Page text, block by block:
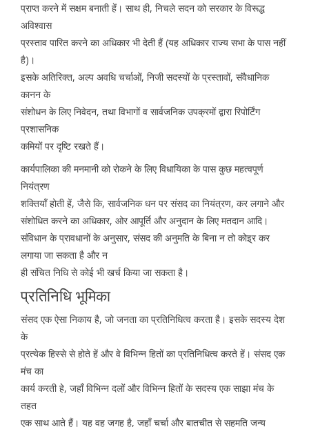
प्राप्त करने में सक्षम बनाती हें। साथ ही, निचले सदन को सरकार के विरूद्ध
अविश्वास
प्रस्ताव पारित करने का अधिकार भी देती हैं (यह अधिकार राज्य सभा के पास नहीं
है)।
इसके अतिरिक्त, अल्प अवधि चर्चाओं, निजी सदस्यों के प्रस्तावों, संवैधानिक
कानन के
संशोधन के लिए निवेदन, तथा विभागों व सार्वजनिक उपक्रमों द्वारा रिपोर्टिंग
प्रशासनिक
कमियों पर दृष्टि रखते हैं।
कार्यपालिका की मनमानी को रोकने के लिए विधायिका के पास कुछ महत्वपूर्ण
नियंत्रण
शक्तियाँ होती हें, जैसे कि, सार्वजनिक धन पर संसद का नियंत्रण, कर लगाने और
संशोधित करने का अधिकार, ओर आपूर्ति और अनुदान के लिए मतदान आदि।
संविधान के प्रावधानों के अनुसार, संसद की अनुमति के बिना न तो कोइ्र कर
लगाया जा सकता है और न
ही संचित निधि से कोई भी खर्च किया जा सकता है।
प्रतिनिधि भूमिका
संसद एक ऐसा निकाय है, जो जनता का प्रतिनिधित्व करता है। इसके सदस्य देश
के
प्रत्येक हिस्से से होते हें और वे विभिन्न हितों का प्रतिनिधित्व करते हें। संसद एक
मंच का
कार्य करती हे, जहाँ विभिन्न दलों और विभिन्न हितों के सदस्य एक साझा मंच के
तहत
एक साथ आते हैं। यह वह जगह है, जहाँ चर्चा और बातचीत से सहमति जन्य